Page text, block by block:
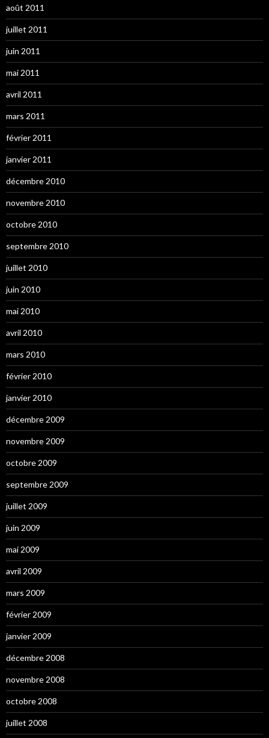
août 2011
juillet 2011
juin 2011
mai 2011
avril 2011
mars 2011
février 2011
janvier 2011
décembre 2010
novembre 2010
octobre 2010
septembre 2010
juillet 2010
juin 2010
mai 2010
avril 2010
mars 2010
février 2010
janvier 2010
décembre 2009
novembre 2009
octobre 2009
septembre 2009
juillet 2009
juin 2009
mai 2009
avril 2009
mars 2009
février 2009
janvier 2009
décembre 2008
novembre 2008
octobre 2008
juillet 2008